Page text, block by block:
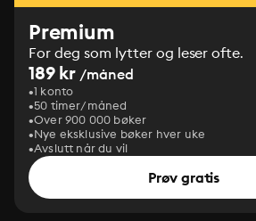
Premium
For deg som lytter og leser ofte.
189 kr /måned
1 konto
50 timer/måned
Over 900 000 bøker
Nye eksklusive bøker hver uke
Avslutt når du vil
Prøv gratis